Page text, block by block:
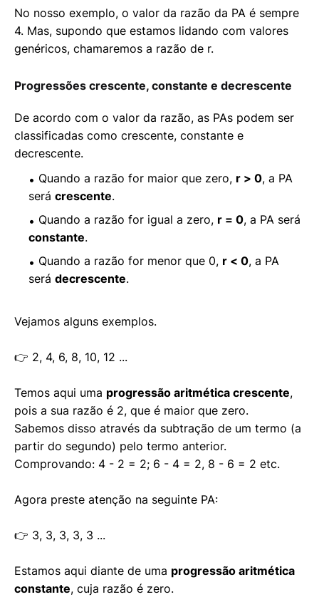
No nosso exemplo, o valor da razão da PA é sempre
4. Mas, supondo que estamos lidando com valores
genéricos, chamaremos a razão de r.
Progressões crescente, constante e decrescente
De acordo com o valor da razão, as PAs podem ser
classificadas como crescente, constante e
decrescente.
Quando a razão for maior que zero, r > 0, a PA
será crescente.
Quando a razão for igual a zero, r = 0, a PA será
constante.
Quando a razão for menor que 0, r < 0, a PA
será decrescente.
Vejamos alguns exemplos.
👉 2, 4, 6, 8, 10, 12 ...
Temos aqui uma progressão aritmética crescente,
pois a sua razão é 2, que é maior que zero.
Sabemos disso através da subtração de um termo (a
partir do segundo) pelo termo anterior.
Comprovando: 4 - 2 = 2; 6 - 4 = 2, 8 - 6 = 2 etc.
Agora preste atenção na seguinte PA:
👉 3, 3, 3, 3, 3 ...
Estamos aqui diante de uma progressão aritmética
constante, cuja razão é zero.